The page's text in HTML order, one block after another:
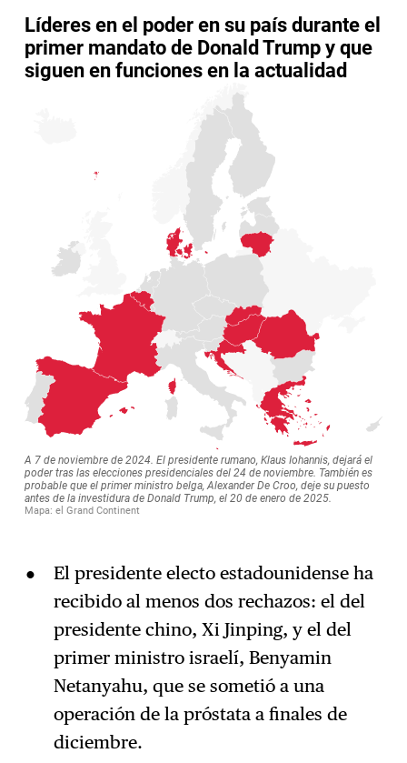
El presidente electo estadounidense ha
recibido al menos dos rechazos: el del
presidente chino, Xi Jinping, y el del
primer ministro israelí, Benyamin
Netanyahu, que se sometió a una
operación de la próstata a finales de
diciembre.